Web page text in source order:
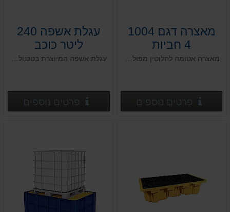
מאצרה דגם 1004
4 חביות
פרטים נוספים פרטים נוספים
עגלת אשפה 240
ליטר כוכב
פרטים נוספים